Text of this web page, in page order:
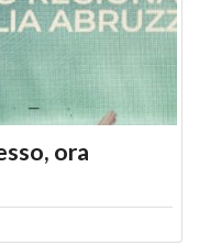
ora